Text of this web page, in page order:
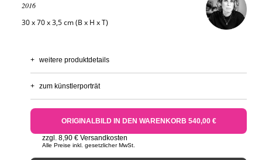
2016
30 x 70 x 3,5 cm (B x H x T)
+ weitere produktdetails
+ zum künstlerporträt
ORIGINALBILD IN DEN WARENKORB 540,00 €
zzgl. 8,90 € Versandkosten
Alle Preise inkl. gesetzlicher MwSt.